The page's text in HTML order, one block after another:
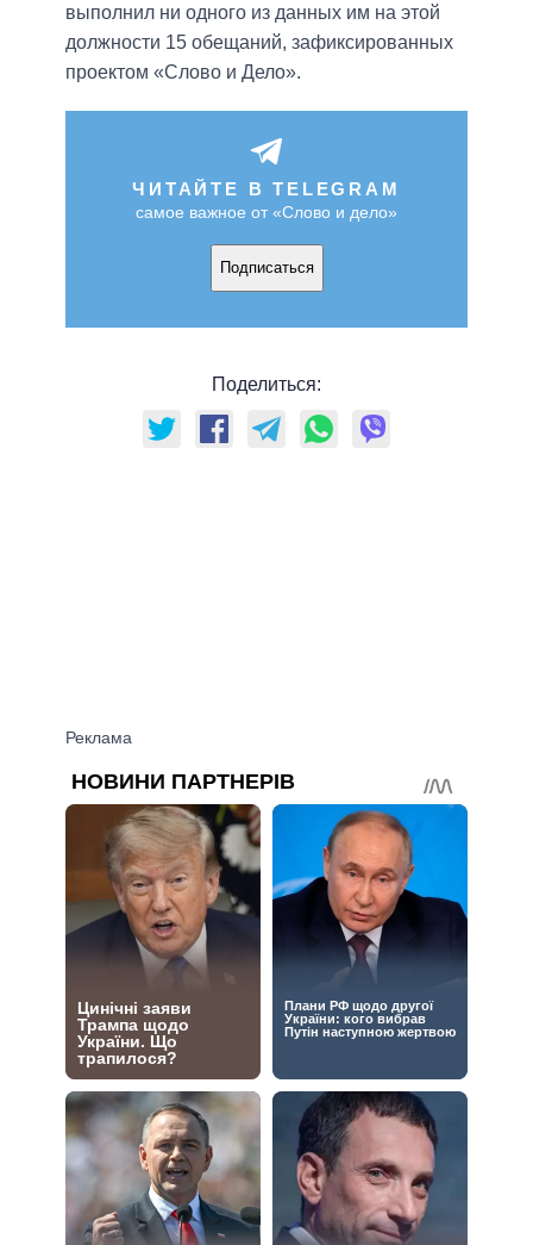
выполнил ни одного из данных им на этой
должности 15 обещаний, зафиксированных
проектом «Слово и Дело».
ЧИТАЙТЕ В TELEGRAM
самое важное от «Слово и дело»
Подписаться
Поделиться: